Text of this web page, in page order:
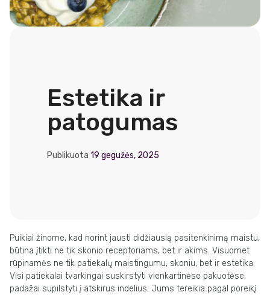
Estetika ir
patogumas
Publikuota19 gegužės, 2025
Puikiai žinome, kad norint jausti didžiausią pasitenkinimą maistu,
būtina įtikti ne tik skonio receptoriams, bet ir akims. Visuomet
rūpinamės ne tik patiekalų maistingumu, skoniu, bet ir estetika.
Visi patiekalai tvarkingai suskirstyti vienkartinėse pakuotėse,
padažai supilstyti į atskirus indelius. Jums tereikia pagal poreikį